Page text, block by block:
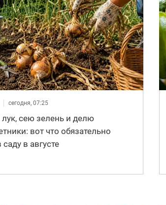
сегодня, 07:25
сею зелень и делю
вот что обязательно
в августе